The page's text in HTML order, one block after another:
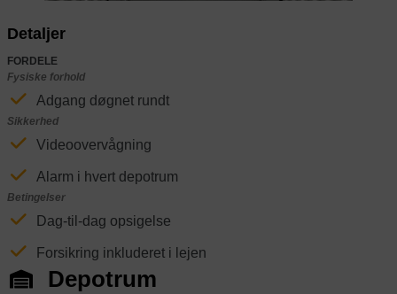
Detaljer
FORDELE
Fysiske forhold
Adgang døgnet rundt
Sikkerhed
Videoovervågning
Alarm i hvert depotrum
Betingelser
Dag-til-dag opsigelse
Forsikring inkluderet i lejen
Depotrum